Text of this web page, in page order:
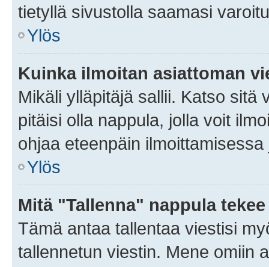
tietyllä sivustolla saamasi
Ylös
Kuinka ilmoitan asiattoman
Mikäli ylläpitäjä sallii. Katso sitä
pitäisi olla nappula, jolla voit
ohjaa eteenpäin
Ylös
Mitä "Tallenna" nappula
Tämä antaa tallentaa viestisi
tallennetun viestin. Mene omiin